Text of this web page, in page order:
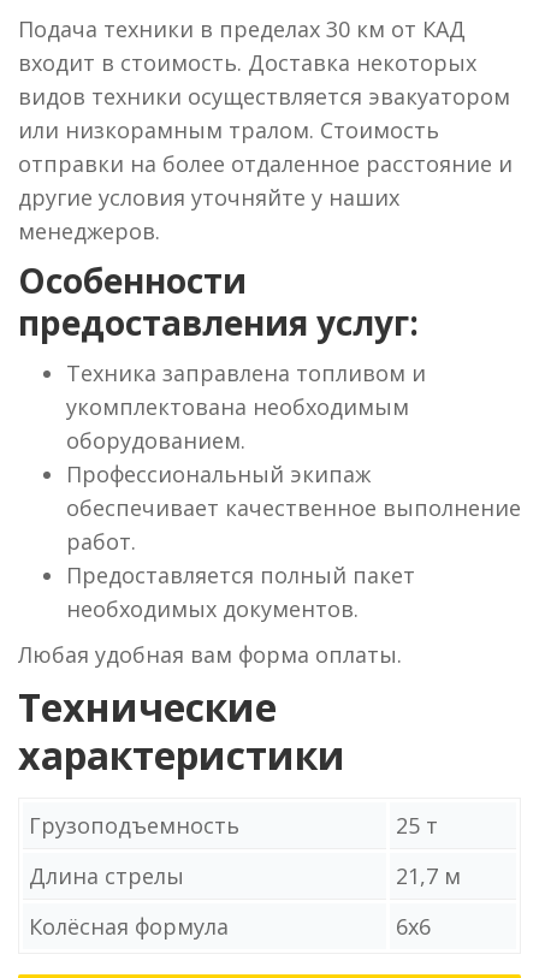
Подача техники в пределах 30 км от КАД
входит в стоимость. Доставка некоторых
видов техники осуществляется эвакуатором
или низкорамным тралом. Стоимость
отправки на более отдаленное расстояние и
другие условия уточняйте у наших
менеджеров.
Особенности
предоставления услуг:
Техника заправлена топливом и
укомплектована необходимым
оборудованием.
Профессиональный экипаж
обеспечивает качественное выполнение
работ.
Предоставляется полный пакет
необходимых документов.
Любая удобная вам форма оплаты.
Технические
характеристики
Грузоподъемность
25 т
Длина стрелы
21,7 м
Колёсная формула
6х6